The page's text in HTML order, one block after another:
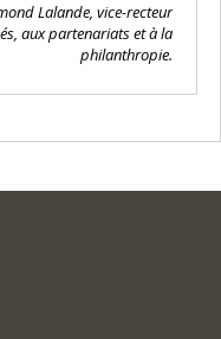
Lalande, vice-recteur
aux partenariats et à la
philanthropie.